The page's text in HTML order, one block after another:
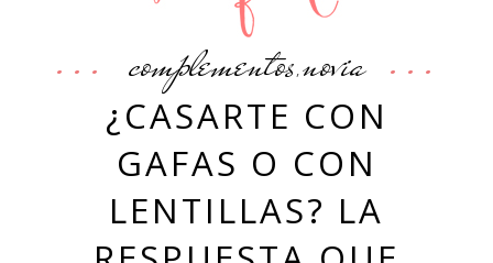
complementos,novia
¿CASARTE CON
GAFAS O CON
LENTILLAS? LA